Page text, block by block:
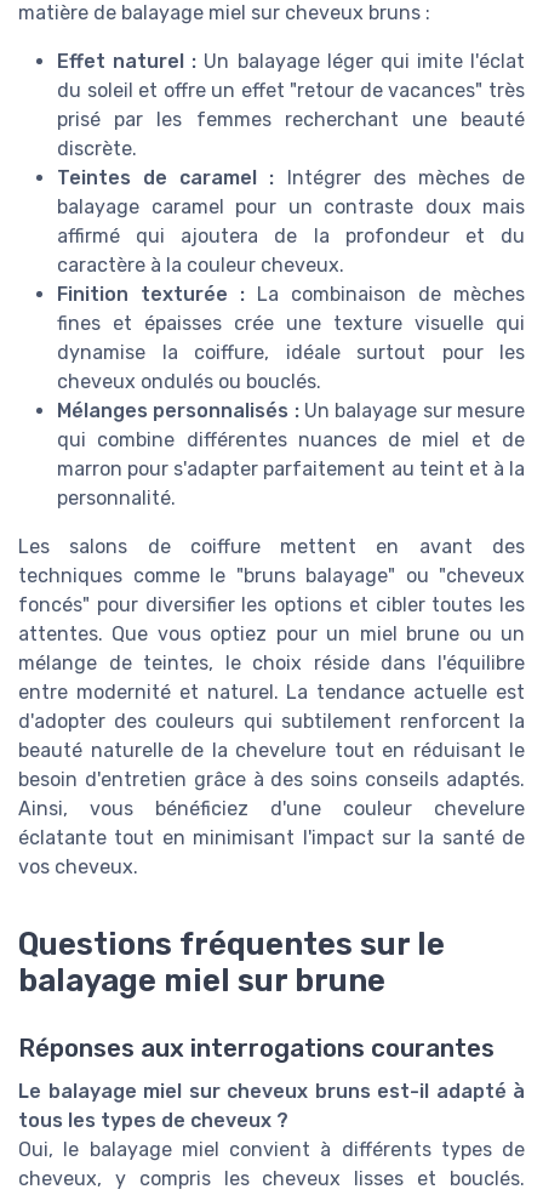
matière de balayage miel sur cheveux bruns :
Effet naturel : Un balayage léger qui imite l'éclat
du soleil et offre un effet "retour de vacances" très
prisé par les femmes recherchant une beauté
discrète.
Teintes de caramel : Intégrer des mèches de
balayage caramel pour un contraste doux mais
affirmé qui ajoutera de la profondeur et du
caractère à la couleur cheveux.
Finition texturée : La combinaison de mèches
fines et épaisses crée une texture visuelle qui
dynamise la coiffure, idéale surtout pour les
cheveux ondulés ou bouclés.
Mélanges personnalisés :Un balayage sur mesure
qui combine différentes nuances de miel et de
marron pour s'adapter parfaitement au teint et à la
personnalité.
Les salons de coiffure mettent en avant des
techniques comme le "bruns balayage" ou "cheveux
foncés" pour diversifier les options et cibler toutes les
attentes. Que vous optiez pour un miel brune ou un
mélange de teintes, le choix réside dans l'équilibre
entre modernité et naturel. La tendance actuelle est
d'adopter des couleurs qui subtilement renforcent la
beauté naturelle de la chevelure tout en réduisant le
besoin d'entretien grâce à des soins conseils adaptés.
Ainsi, vous bénéficiez d'une couleur chevelure
éclatante tout en minimisant l'impact sur la santé de
vos cheveux.
Questions fréquentes sur le
balayage miel sur brune
Réponses aux interrogations courantes
Le balayage miel sur cheveux bruns est-il adapté à
tous les types de cheveux ?
Oui, le balayage miel convient à différents types de
cheveux, y compris les cheveux lisses et bouclés.